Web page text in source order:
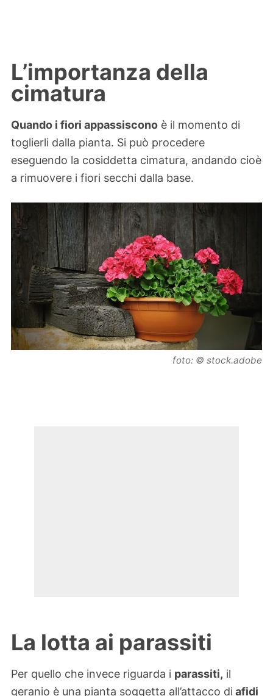
L’importanza della
cimatura
Quando i fiori appassiscono è il momento di
toglierli dalla pianta. Si può procedere
eseguendo la cosiddetta cimatura, andando cioè
a rimuovere i fiori secchi dalla base.
foto: © stock.adobe
La lotta ai parassiti
Per quello che invece riguarda i parassiti, il
geranio è una pianta soggetta all’attacco di afidi